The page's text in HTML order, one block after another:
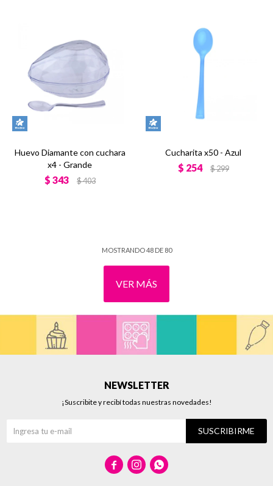
Huevo Diamante con cuchara
x4 - Grande
$ 343 $403
Cucharita x50 - Azul
$ 254 $299
MOSTRANDO48DE 80
VER MÁS
NEWSLETTER
¡Suscribite y recibí todas nuestras novedades!
SUSCRIBIRME
  